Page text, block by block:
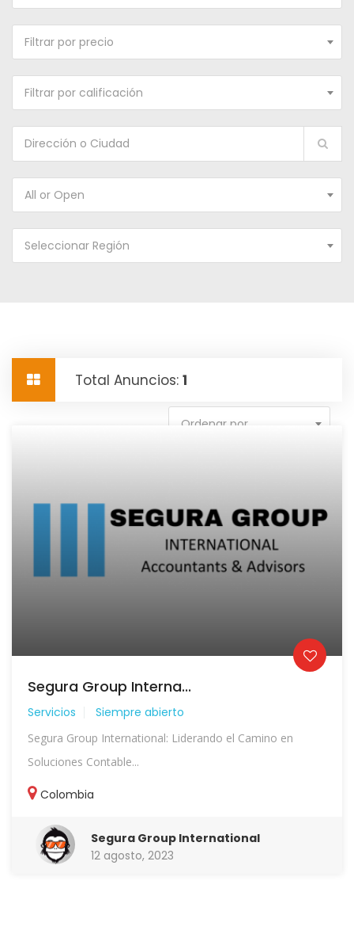
Filtrar por precio
Filtrar por calificación
All or Open
Seleccionar Región
Total Anuncios: 1
Ordenar por
Segura Group Interna...
Servicios Siempre abierto
Segura Group International: Liderando el Camino en
Soluciones Contable...
Colombia
Segura Group International
12 agosto, 2023